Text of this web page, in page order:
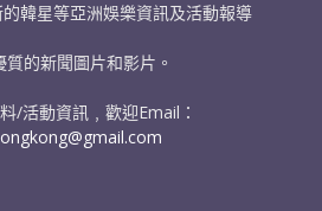
韓星等亞洲娛樂資訊及活動報導
質的新聞圖片和影片。
/活動資訊﹐歡迎Email：